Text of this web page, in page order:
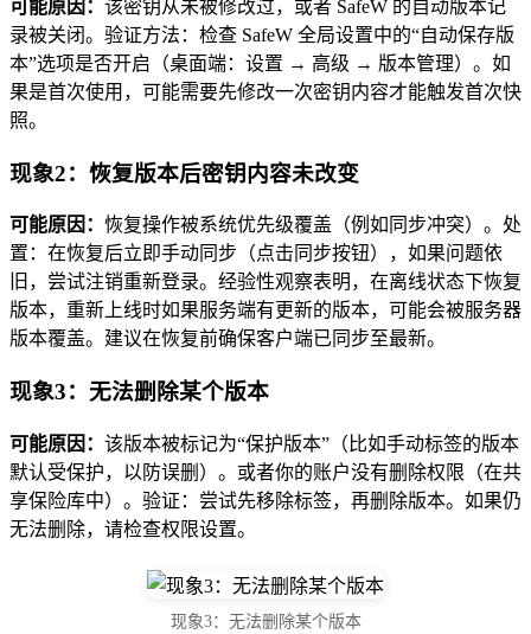
可能原因： 该密钥从未被修改过，或者 SafeW 的自动版本记
录被关闭。验证方法：检查 SafeW 全局设置中的“自动保存版
本”选项是否开启（桌面端：设置 → 高级 → 版本管理）。如
果是首次使用，可能需要先修改一次密钥内容才能触发首次快
照。
现象2：恢复版本后密钥内容未改变
可能原因： 恢复操作被系统优先级覆盖（例如同步冲突）。处
置：在恢复后立即手动同步（点击同步按钮），如果问题依
旧，尝试注销重新登录。经验性观察表明，在离线状态下恢复
版本，重新上线时如果服务端有更新的版本，可能会被服务器
版本覆盖。建议在恢复前确保客户端已同步至最新。
现象3：无法删除某个版本
可能原因： 该版本被标记为“保护版本”（比如手动标签的版本
默认受保护，以防误删）。或者你的账户没有删除权限（在共
享保险库中）。验证：尝试先移除标签，再删除版本。如果仍
无法删除，请检查权限设置。
现象3：无法删除某个版本